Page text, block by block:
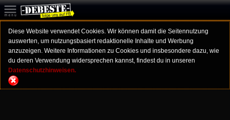
Diese Website verwendet Cookies. Wir können damit die Seitennutzung
auswerten, um nutzungsbasiert redaktionelle Inhalte und Werbung
anzuzeigen. Weitere Informationen zu Cookies und insbesondere dazu, wie
du deren Verwendung widersprechen kannst, findest du in unseren
Datenschutzhinweisen.